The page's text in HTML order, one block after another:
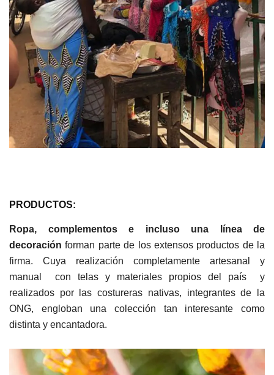
PRODUCTOS:
Ropa, complementos e incluso una línea de
decoración forman parte de los extensos productos de la
firma. Cuya realización completamente artesanal y
manual con telas y materiales propios del país y
realizados por las costureras nativas, integrantes de la
ONG, engloban una colección tan interesante como
distinta y encantadora.